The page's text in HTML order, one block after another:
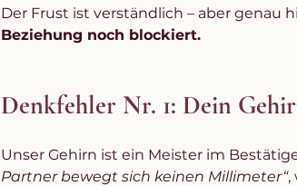
Der Frust ist verständlich – aber genau
Beziehung noch blockiert.
Denkfehler Nr. 1: Dein
Unser Gehirn ist ein Meister im
Partner bewegt sich keinen Millimeter“,